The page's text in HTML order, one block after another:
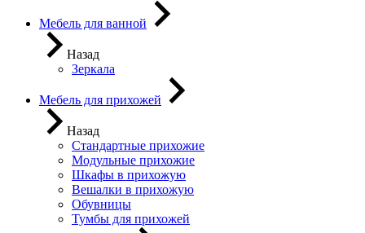
Мебель для ванной
Назад
Зеркала
Мебель для прихожей
Назад
Стандартные прихожие
Модульные прихожие
Шкафы в прихожую
Вешалки в прихожую
Обувницы
Тумбы для прихожей